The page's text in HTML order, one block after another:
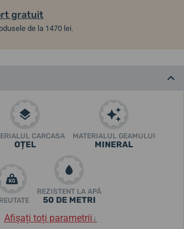
gratuit
de la 1470 lei.
CARCASA
OȚEL
MATERIALUL GEAMULUI
MINERAL
REZISTENT LA APĂ
50 DE METRI
Afișați toți parametrii↓